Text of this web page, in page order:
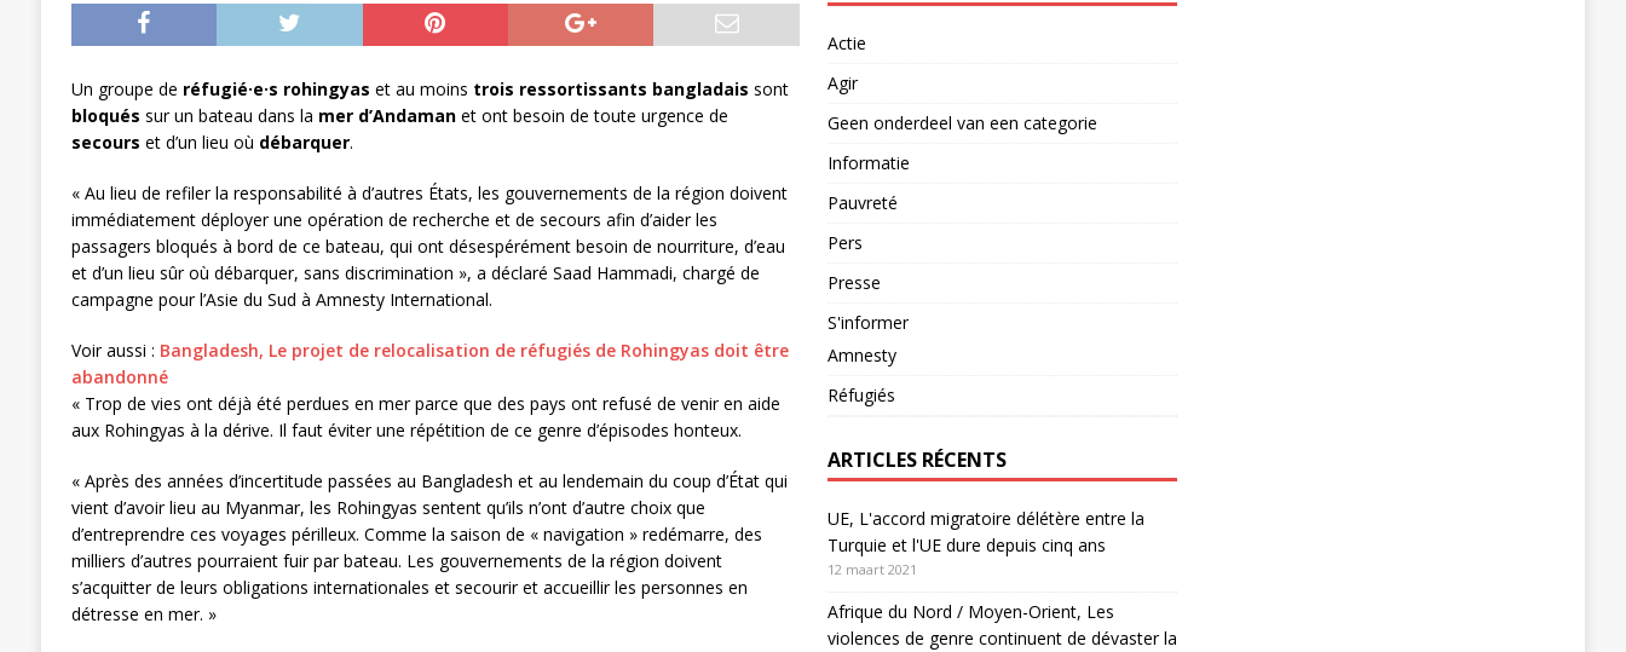
Un groupe de réfugié·e·s rohingyas et au moins trois ressortissants bangladais sont
bloqués sur un bateau dans la mer d’Andamanet ont besoin de toute urgence de
secours et d’un lieu où débarquer.
« Au lieu de refiler la responsabilité à d’autres États, les gouvernements de la région doivent
immédiatement déployer une opération de recherche et de secours afin d’aider les
passagers bloqués à bord de ce bateau, qui ont désespérément besoin de nourriture, d’eau
et d’un lieu sûr où débarquer, sans discrimination », a déclaré Saad Hammadi, chargé de
campagne pour l’Asie du Sud à Amnesty International.
Voir aussi : Bangladesh, Le projet de relocalisation de réfugiés de Rohingyas doit être
abandonné
« Trop de vies ont déjà été perdues en mer parce que des pays ont refusé de venir en aide
aux Rohingyas à la dérive. Il faut éviter une répétition de ce genre d’épisodes honteux.
« Après des années d’incertitude passées au Bangladesh et au lendemain du coup d’État qui
vient d’avoir lieu au Myanmar, les Rohingyas sentent qu’ils n’ont d’autre choix que
d’entreprendre ces voyages périlleux. Comme la saison de « navigation » redémarre, des
milliers d’autres pourraient fuir par bateau. Les gouvernements de la région doivent
s’acquitter de leurs obligations internationales et secourir et accueillir les personnes en
détresse en mer. »
Actie
Agir
Geen onderdeel van een categorie
Informatie
Pauvreté
Pers
Presse
S'informer
Amnesty
Réfugiés
ARTICLES RÉCENTS
UE, L'accord migratoire délétère entre la
Turquie et l'UE dure depuis cinq ans
12 maart 2021
Afrique du Nord / Moyen-Orient, Les
violences de genre continuent de dévaster la